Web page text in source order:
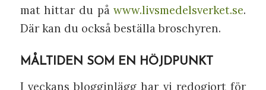
mat hittar du påwww.livsmedelsverket.se.
Där kan du också beställa broschyren.
MÅLTIDEN SOM EN HÖJDPUNKT
I veckans blogginlägg har vi redogjort för